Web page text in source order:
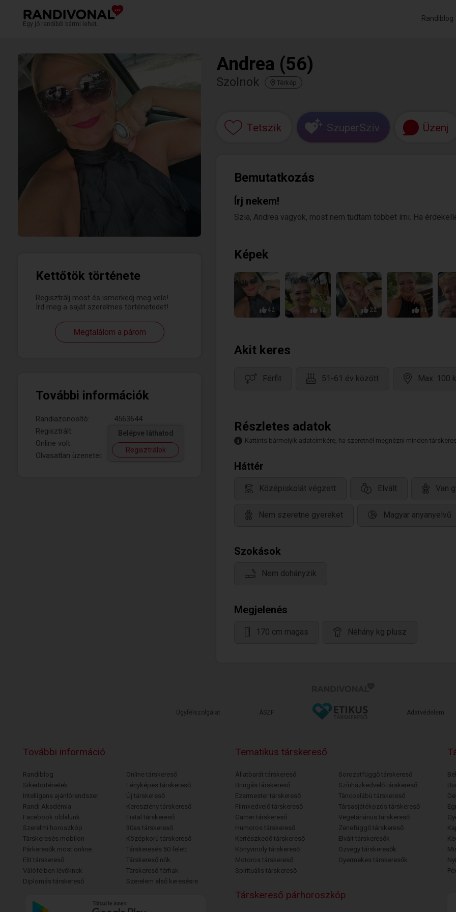
Egy jó randiból bármi lehet.
Randiblog
Kettőtök története
Regisztrálj most és ismerkedj meg vele!
Írd meg a saját szerelmes történetedet!
Megtalálom a párom
További információk
Randiazonosító:
4563644
Regisztrált:
Online volt:
Olvasatlan üzenetei:
Belépve láthatod
Regisztrálok
Andrea (56)
Szolnok Térkép
Tetszik SzuperSzív Üzenj
Bemutatkozás
Írj nekem!
Szia, Andrea vagyok, most nem tudtam többet írni. Ha
Képek
42 12 22 11
Akit keres
Férfit 51-61 év között Max. 100
Részletes adatok
Kattints bármelyik adatcímkére, ha szeretnél megnézni minden
Háttér
Középiskolát végzett Elvált Van
Nem szeretne gyereket Magyar anyanyelvű
Szokások
Nem dohányzik
Megjelenés
170 cm magas Néhány kg plusz
Ügyfélszolgálat ÁSZF Adatvédelem
További információ
Randiblog
Sikertörténetek
Intelligens ajánlórendszer
Randi Akadémia
Facebook oldalunk
Szerelmi horoszkóp
Társkeresés mobilon
Párkeresők most online
Elit társkereső
Válófélben lévőknek
Diplomás társkereső
Online társkereső
Fényképes társkereső
Új társkereső
Keresztény társkereső
Fiatal társkereső
30as társkereső
Középkorú társkereső
Társkeresés 50 felett
Társkereső nők
Társkereső férfiak
Szerelem első keresésre
Tematikus társkereső
Állatbarát társkereső
Bringás társkereső
Ezermester társkereső
Filmkedvelő társkereső
Gamer társkereső
Humoros társkereső
Kertészkedő társkereső
Könyvmoly társkereső
Motoros társkereső
Spirituális társkereső
Sorozatfüggő társkereső
Színházkedvelő társkereső
Táncoslábú társkereső
Társasjátékozós társkereső
Vegetáriánus társkereső
Zenefüggő társkereső
Elvált társkeresők
Özvegy társkeresők
Gyermekes társkeresők
Társkereső párhoroszkóp